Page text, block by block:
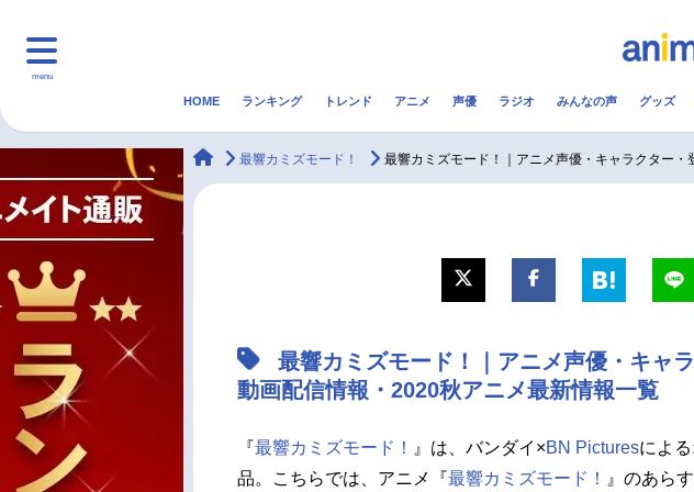
menu
マンガ・ラノベ
声優記事一覧
アニメ映画一覧
男性声優/女
HOME ランキング トレンド アニメ 声優 ラジオ みんなの声 グッズ
animateTimes
最響カミズモード！ 最響カミズモード！｜アニメ声優・キャラクター
最響カミズモード！｜アニメ声優・キャ
動画配信情報・2020秋アニメ最新情報一覧
『最響カミズモード！ 』は、バンダイ×BN Picturesによ
品。こちらでは、アニメ『最響カミズモード！ 』のあら